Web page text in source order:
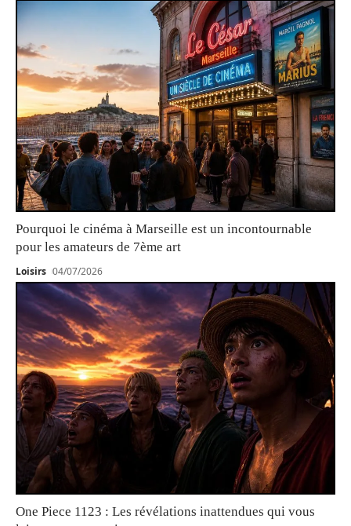
Pourquoi le cinéma à Marseille est un incontournable
pour les amateurs de 7ème art
Loisirs 04/07/2026
One Piece 1123 : Les révélations inattendues qui vous